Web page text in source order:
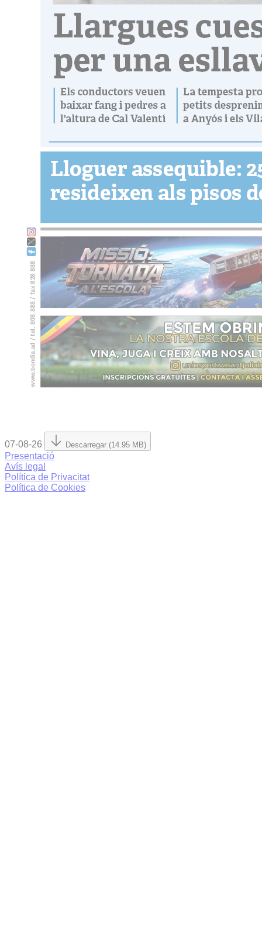
07-08-26 Descarregar (14.95 MB)
Presentació
Avís legal
Política de Privacitat
Política de Cookies